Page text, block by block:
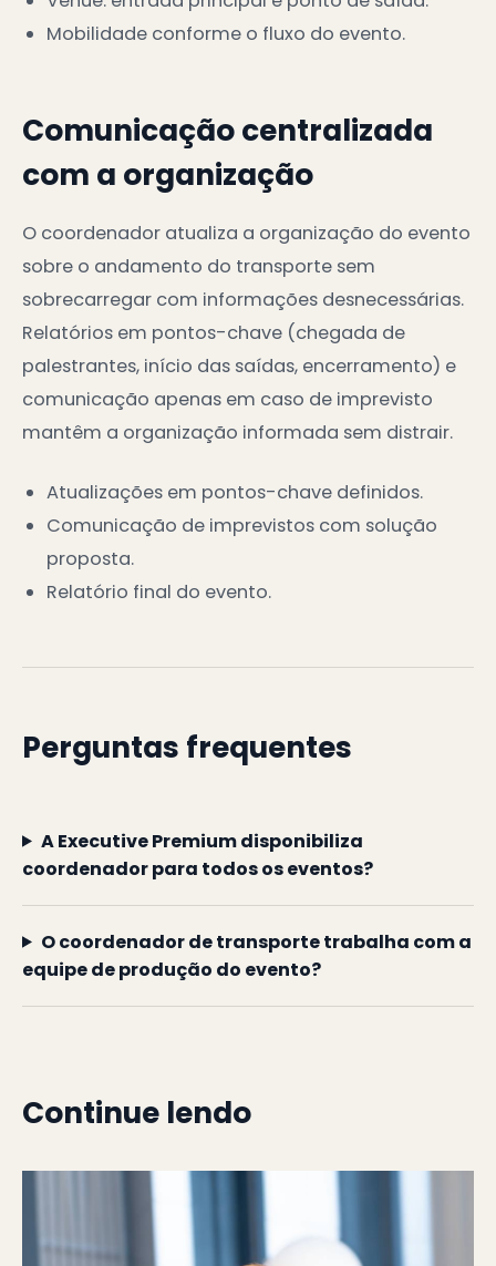
Mobilidade conforme o fluxo do evento.
Comunicação centralizada
com a organização
O coordenador atualiza a organização do evento
sobre o andamento do transporte sem
sobrecarregar com informações desnecessárias.
Relatórios em pontos-chave (chegada de
palestrantes, início das saídas, encerramento) e
comunicação apenas em caso de imprevisto
mantêm a organização informada sem distrair.
Atualizações em pontos-chave definidos.
Comunicação de imprevistos com solução
proposta.
Relatório final do evento.
Perguntas frequentes
A Executive Premium disponibiliza
coordenador para todos os eventos?
O coordenador de transporte trabalha com a
equipe de produção do evento?
Continue lendo